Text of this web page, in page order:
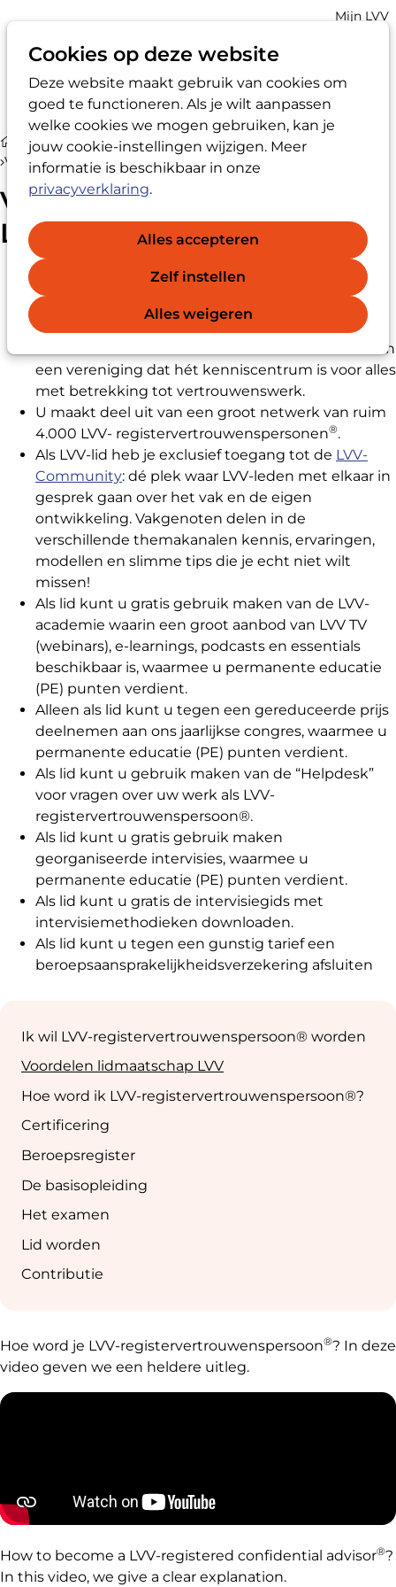
Cookies op deze website
Deze website maakt gebruik van cookies om
goed te functioneren. Als je wilt aanpassen
welke cookies we mogen gebruiken, kan je
jouw cookie-instellingen wijzigen. Meer
informatie is beschikbaar in onze
privacyverklaring.
Alles accepteren
Zelf instellen
Alles weigeren
Zoek
Account
Mijn LVV
Ik wil LVV-registervertrouwenspersoon® worden
Voordelen lidmaatschap LVV
Voordelen lidmaatschap
LVV
Uw lidmaatschap is een persoonlijk lidmaatschap.
Bedrijven of organisaties kunnen geen
lidmaatschap aangaan.
Lid worden van de LVV betekent dat u lid bent van
een vereniging dat hét kenniscentrum is voor alles
met betrekking tot vertrouwenswerk.
U maakt deel uit van een groot netwerk van ruim
4.000 LVV- registervertrouwenspersonen®.
Als LVV-lid heb je exclusief toegang tot de LVV-
Community: dé plek waar LVV-leden met elkaar in
gesprek gaan over het vak en de eigen
ontwikkeling. Vakgenoten delen in de
verschillende themakanalen kennis, ervaringen,
modellen en slimme tips die je echt niet wilt
missen!
Als lid kunt u gratis gebruik maken van de LVV-
academie waarin een groot aanbod van LVV TV
(webinars), e-learnings, podcasts en essentials
beschikbaar is, waarmee u permanente educatie
(PE) punten verdient.
Alleen als lid kunt u tegen een gereduceerde prijs
deelnemen aan ons jaarlijkse congres, waarmee u
permanente educatie (PE) punten verdient.
Als lid kunt u gebruik maken van de “Helpdesk”
voor vragen over uw werk als LVV-
registervertrouwenspersoon®.
Als lid kunt u gratis gebruik maken
georganiseerde intervisies, waarmee u
permanente educatie (PE) punten verdient.
Als lid kunt u gratis de intervisiegids met
intervisiemethodieken downloaden.
Als lid kunt u tegen een gunstig tarief een
beroepsaansprakelijkheidsverzekering afsluiten
navigation
Ik wil LVV-registervertrouwenspersoon® worden
Voordelen lidmaatschap LVV
Hoe word ik LVV-registervertrouwenspersoon®?
Certificering
Beroepsregister
De basisopleiding
Het examen
Lid worden
Contributie
Hoe word je LVV-registervertrouwenspersoon®? In deze
video geven we een heldere uitleg.
How to become a LVV-registered confidential advisor®?
In this video, we give a clear explanation.